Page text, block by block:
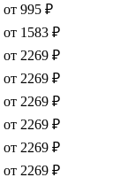
от 995 ₽
от 1583 ₽
от 2269 ₽
от 2269 ₽
от 2269 ₽
от 2269 ₽
от 2269 ₽
от 2269 ₽